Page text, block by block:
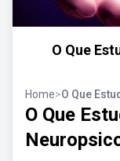
O Que
Home>O Que
O Que